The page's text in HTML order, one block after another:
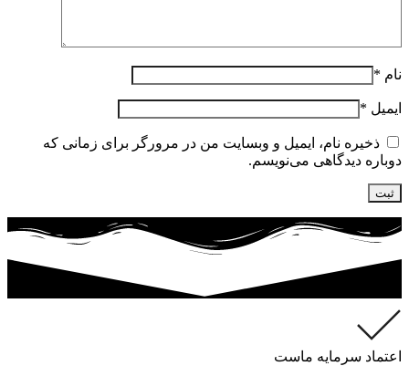
نام *
ایمیل *
ذخیره نام، ایمیل و وبسایت من در مرورگر برای زمانی که
دوباره دیدگاهی می‌نویسم.
اعتماد سرمایه ماست